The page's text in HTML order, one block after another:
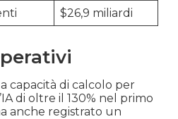
$26,9 miliardi
capacità di calcolo per
di oltre il 130% nel primo
anche registrato un